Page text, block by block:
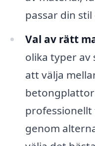
passar din
Val av rätt
olika typer av
att välja
genom